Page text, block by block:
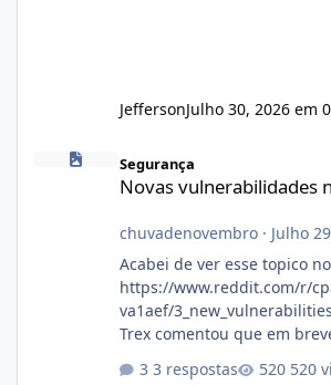
JeffersonJulho 30, 2026 em
Novas vulnerabilidades no cPanel
Segurança
Novas vulnerabilidades
chuvadenovembro· Julho
Acabei de ver esse topico
https://www.reddit.com/r/
va1aef/
Trex comentou que em
3 respostas 520